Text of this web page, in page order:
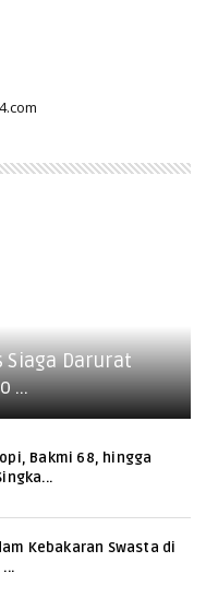
Darurat
...
Bakmi 68, hingga
Kebakaran Swasta di